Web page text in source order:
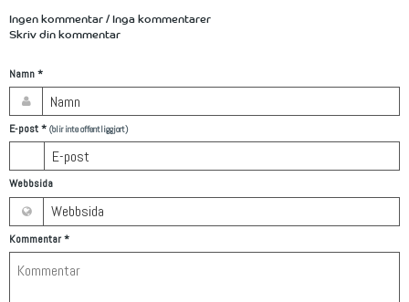
Ingen kommentar / Inga kommentarer
Skriv din kommentar
Namn*
E-post* (blir inte offentliggjort)
Webbsida
Kommentar*